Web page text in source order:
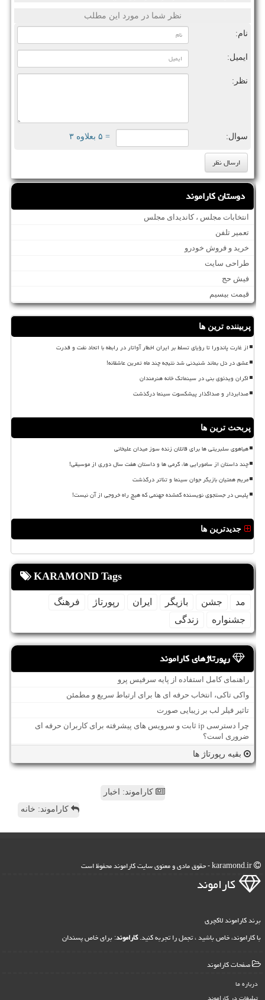
نظر شما در مورد این مطلب
نام:
ایمیل:
نظر:
سوال: = ۵ بعلاوه ۳
دوستان کاراموند
انتخابات مجلس ، کاندیدای مجلس
تعمیر تلفن
خرید و فروش خودرو
طراحی سایت
فیش حج
قیمت بیسیم
پربیننده ترین ها
از غارت پاندورا تا رؤیای تسلط بر ایران اخطار آواتار در رابطه با اتحاد نفت و قدرت
عشق در دل بماند شنیدنی شد نتیجه چند ماه تمرین عاشقانه!
اکران ویدئوی بنی در سینماتک خانه هنرمندان
صدابردار و صداگذار پیشکسوت سینما درگذشت
پربحث ترین ها
هیاهوی سلبریتی ها برای قاتلان زنده سوز میدان علیخانی
چند داستان از سامورایی ها، گرمی ها و داستان هفت سال دوری از موسیقی!
مریم همتیان بازیگر جوان سینما و تئاتر درگذشت
پلیس در جستجوی نویسنده گمشده جهنمی که هیچ راه خروجی از آن نیست!
جدیدترین ها
KARAMOND Tags
مد جشن بازیگر ایران رپورتاژ
فرهنگ
جشنواره
زندگی
رپورتاژهای کاراموند
راهنمای کامل استفاده از پایه سرفیس پرو
واکی تاکی، انتخاب حرفه ای ها برای ارتباط سریع و مطمئن
تاثیر فیلر لب بر زیبایی صورت
چرا دسترسی ip ثابت و سرویس های پیشرفته برای کاربران حرفه ای
ضروری است؟
بقیه رپورتاژ ها
کاراموند: اخبار
کاراموند: خانه
كاراموند
برند کاراموند لاکچری
با کاراموند، خاص باشید ، تجمل را تجربه کنید.کاراموند: برای خاص پسندان
صفحات كاراموند
درباره ما